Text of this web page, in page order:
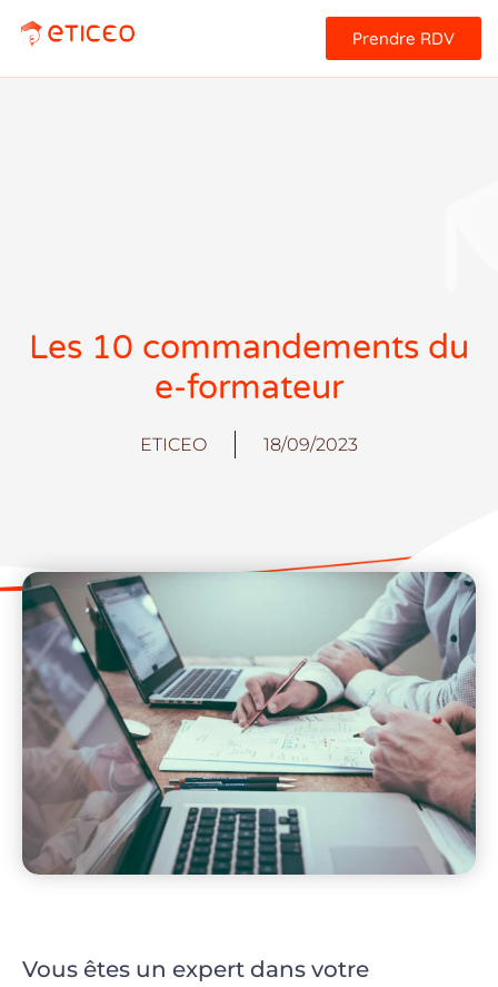
Prendre RDV
Les 10 commandements du
e-formateur
ETICEO 18/09/2023
Vous êtes un expert dans votre